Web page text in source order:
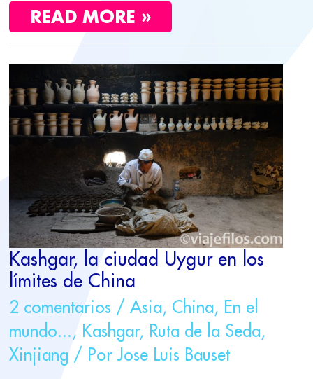
READ MORE »
Kashgar, la ciudad Uygur en los
límites de China
2 comentarios / Asia, China, En el
mundo..., Kashgar, Ruta de la Seda,
Xinjiang/ PorJose Luis Bauset
KASHGAR,
LA
CIUDAD
UYGUR
EN
LÍMITES
DE
CHINA